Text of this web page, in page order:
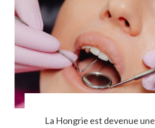
La Hongrie est devenue une